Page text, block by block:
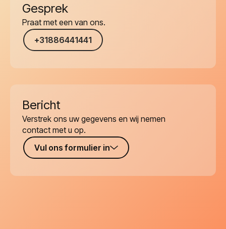
Gesprek
Praat met een van ons.
+31886441441
Bericht
Verstrek ons uw gegevens en wij nemen
contact met u op.
Vul ons formulier in